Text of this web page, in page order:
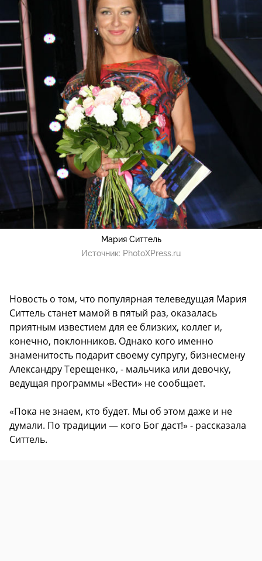
Мария Ситтель
Источник: PhotoXPress.ru
Новость о том, что популярная телеведущая Мария
Ситтель станет мамой в пятый раз, оказалась
приятным известием для ее близких, коллег и,
конечно, поклонников. Однако кого именно
знаменитость подарит своему супругу, бизнесмену
Александру Терещенко, - мальчика или девочку,
ведущая программы «Вести» не сообщает.
«Пока не знаем, кто будет. Мы об этом даже и не
думали. По традиции — кого Бог даст!» - рассказала
Ситтель.